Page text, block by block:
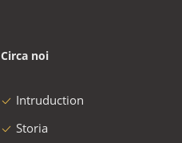
Circa noi
Intruduction
Storia